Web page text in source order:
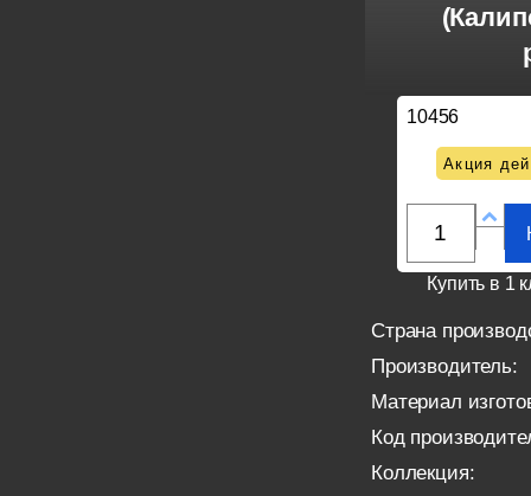
10456
Акция
Купить в 1
Страна
Производитель:
Материал
Код
Коллекция: